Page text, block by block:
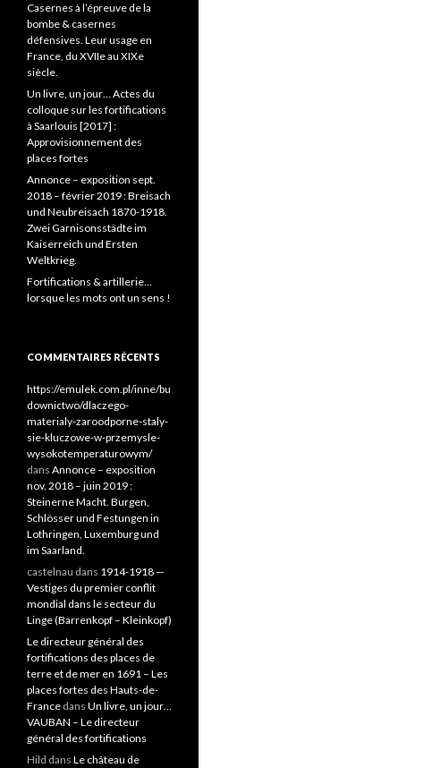
Casernes à l’épreuve de la
bombe & casernes
défensives. Leur usage en
France, du XVIIe au XIXe
siècle.
Un livre, un jour… Actes du
colloque sur les fortifications
à Saarlouis [2017] :
Approvisionnement des
places fortes
Annonce – exposition sept.
2018 – février 2019 : Breisach
und Neubreisach 1870-1918.
Zwei Garnisonsstädte im
Kaiserreich und Ersten
Weltkrieg.
Fortifications & artillerie…
lorsque les mots ont un sens !
COMMENTAIRES RÉCENTS
https://emulek.com.pl/inne/bu
downictwo/dlaczego-
materialy-zaroodporne-staly-
sie-kluczowe-w-przemysle-
wysokotemperaturowym/
dans Annonce – exposition
nov. 2018 – juin 2019 :
Steinerne Macht. Burgen,
Schlösser und Festungen in
Lothringen, Luxemburg und
im Saarland.
castelnau dans 1914-1918 —
Vestiges du premier conflit
mondial dans le secteur du
Linge (Barrenkopf – Kleinkopf)
Le directeur général des
fortifications des places de
terre et de mer en 1691 – Les
places fortes des Hauts-de-
France dans Un livre, un jour…
VAUBAN – Le directeur
général des fortifications
Hild dans Le château de